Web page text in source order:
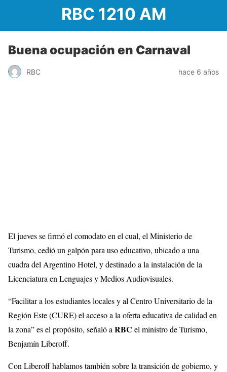
RBC 1210 AM
Buena ocupación en Carnaval
RBC hace 6 años
El jueves se firmó el comodato en el cual, el Ministerio de
Turismo, cedió un galpón para uso educativo, ubicado a una
cuadra del Argentino Hotel, y destinado a la instalación de la
Licenciatura en Lenguajes y Medios Audiovisuales.
“Facilitar a los estudiantes locales y al Centro Universitario de la
Región Este (CURE) el acceso a la oferta educativa de calidad en
la zona” es el propósito, señaló a RBC el ministro de Turismo,
Benjamín Liberoff.
Con Liberoff hablamos también sobre la transición de gobierno, y